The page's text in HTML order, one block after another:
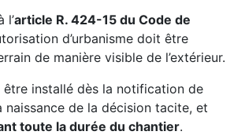
l’article R. 424-15 du Code de
d’urbanisme doit être
de manière visible de l’extérieur.
être installé dès la notification de
naissance de la décision tacite, et
toute la durée du chantier.